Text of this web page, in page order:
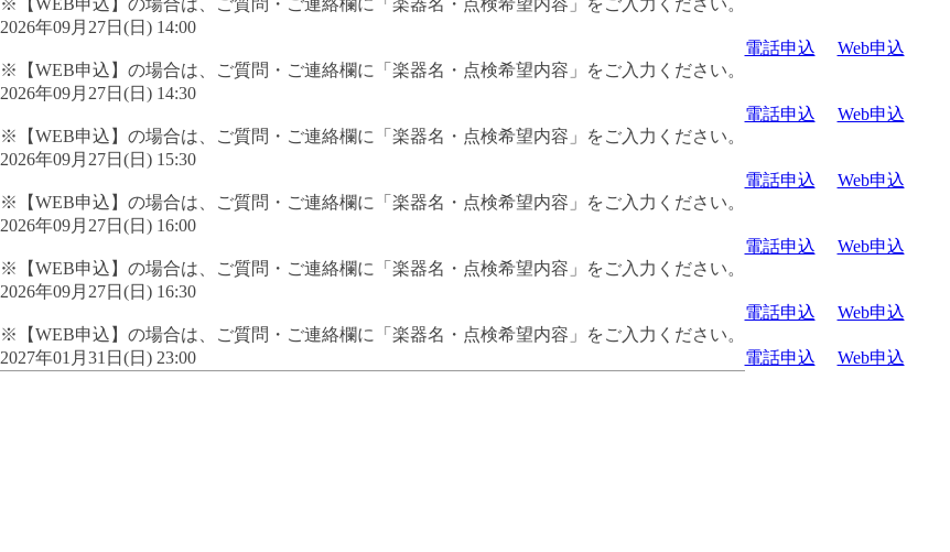
2026年09月27日(日) 14:00
※【WEB申込】の場合は、ご質問・ご連絡欄に「楽器名・点検希望内容」をご入力ください。
電話申込 Web申込
2026年09月27日(日) 14:30
※【WEB申込】の場合は、ご質問・ご連絡欄に「楽器名・点検希望内容」をご入力ください。
電話申込 Web申込
2026年09月27日(日) 15:30
※【WEB申込】の場合は、ご質問・ご連絡欄に「楽器名・点検希望内容」をご入力ください。
電話申込 Web申込
2026年09月27日(日) 16:00
※【WEB申込】の場合は、ご質問・ご連絡欄に「楽器名・点検希望内容」をご入力ください。
電話申込 Web申込
2026年09月27日(日) 16:30
※【WEB申込】の場合は、ご質問・ご連絡欄に「楽器名・点検希望内容」をご入力ください。
電話申込 Web申込
2027年01月31日(日) 23:00 電話申込 Web申込